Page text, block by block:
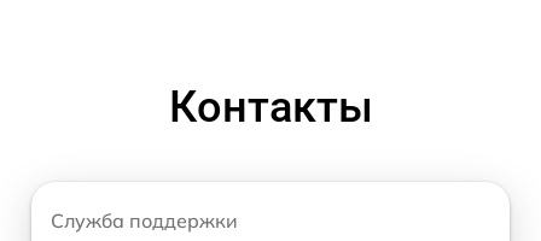
Контакты
Служба поддержки